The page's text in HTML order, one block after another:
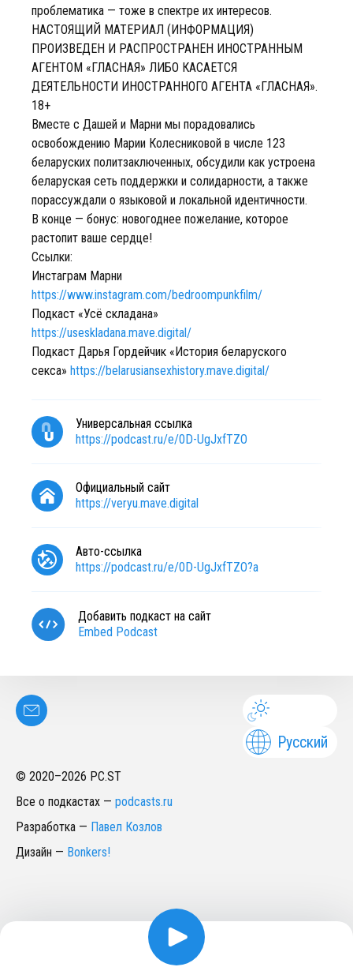
проблематика — тоже в спектре их интересов.
НАСТОЯЩИЙ МАТЕРИАЛ (ИНФОРМАЦИЯ)
ПРОИЗВЕДЕН И РАСПРОСТРАНЕН ИНОСТРАННЫМ
АГЕНТОМ «ГЛАСНАЯ» ЛИБО КАСАЕТСЯ
ДЕЯТЕЛЬНОСТИ ИНОСТРАННОГО АГЕНТА «ГЛАСНАЯ».
18+
Вместе с Дашей и Марни мы порадовались
освобождению Марии Колесниковой в числе 123
беларуских политзаключенных, обсудили как устроена
беларуская сеть поддержки и солидарности, а также
порассуждали о языковой и локальной идентичности.
В конце — бонус: новогоднее пожелание, которое
растопит ваше сердце!
Ссылки:
Инстаграм Марни
https://www.instagram.com/bedroompunkfilm/
Подкаст «Усё складана»
https://useskladana.mave.digital/
Подкаст Дарья Гордейчик «История беларуского
секса» https://belarusiansexhistory.mave.digital/
Универсальная ссылка
https://podcast.ru/e/0D-UgJxfTZO
Официальный сайт
https://veryu.mave.digital
Авто-ссылка
https://podcast.ru/e/0D-UgJxfTZO?a
Добавить подкаст на сайт
Embed Podcast
Русский
© 2020–2026 PC.ST
Все о подкастах — podcasts.ru
Разработка — Павел Козлов
Дизайн — Bonkers!